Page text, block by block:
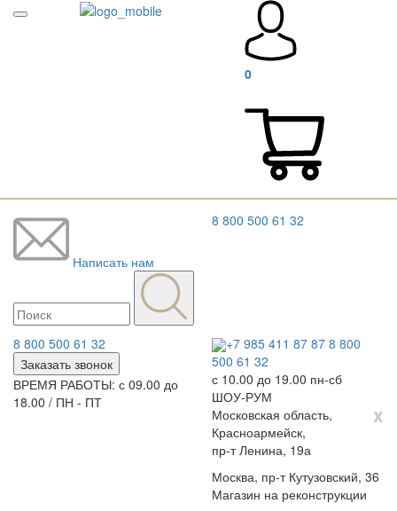
0
Написать нам
8 800 500 61 32
8 800 500 61 32
Заказать звонок
ВРЕМЯ РАБОТЫ: с 09.00 до
18.00 / ПН - ПТ
+7 985 411 87 87 8 800
500 61 32
с 10.00 до 19.00 пн-сб
ШОУ-РУМ
x
Московская область,
Красноармейск,
пр-т Ленина, 19а
Москва, пр-т Кутузовский, 36
Магазин на реконструкции